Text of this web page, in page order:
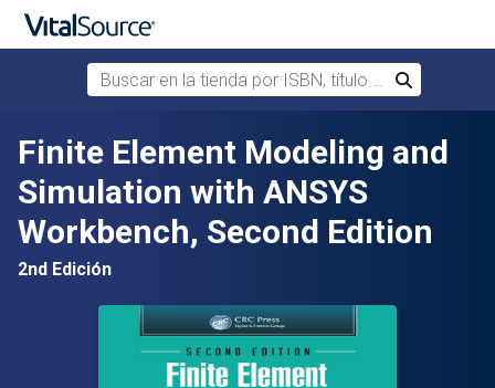
Saltar al contenido principal
Buscar en la tienda por ISBN, título o autor
Buscar
Finite Element Modeling and
Simulation with ANSYS
Workbench, Second Edition
2nd Edición